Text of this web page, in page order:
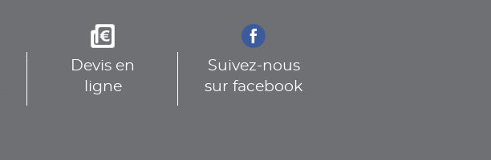
Devis en
ligne
Suivez-nous
sur facebook